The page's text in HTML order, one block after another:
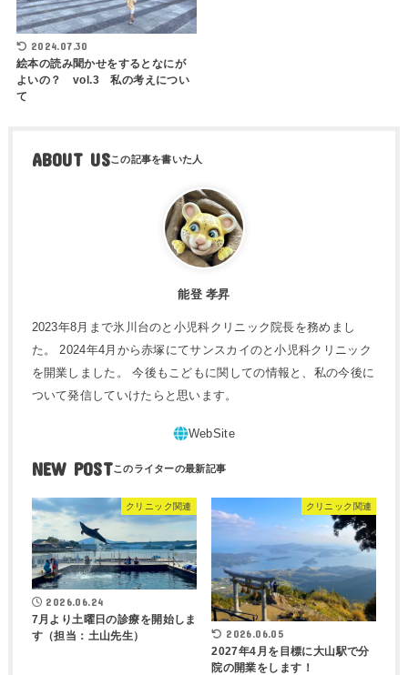
2024.07.30
絵本の読み聞かせをするとなにが
よいの？ vol.3 私の考えについ
て
ABOUT US
能登 孝昇
2023年8月まで氷川台のと小児科クリニック院長を務めまし
た。 2024年4月から赤塚にてサンスカイのと小児科クリニック
を開業しました。 今後もこどもに関しての情報と、私の今後に
ついて発信していけたらと思います。
NEW POST
クリニック関連
2026.06.24
7月より土曜日の診療を開始しま
す（担当：土山先生）
クリニック関連
2026.06.05
2027年4月を目標に大山駅で分
院の開業をします！